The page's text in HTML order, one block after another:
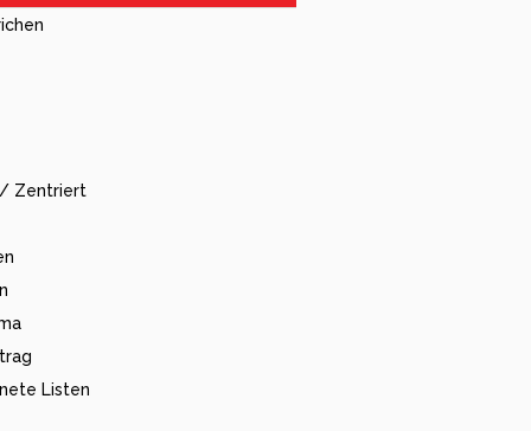
/ Zentriert
Listen